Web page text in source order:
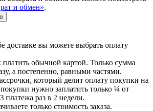
и обмен».
доставке вы можете выбрать оплату
платить обычной картой. Только сумма
а постепенно, равными частями.
который делит оплату покупки на
нужно заплатить только ¼ от
раз в 2 недели.
только стоимость заказа.